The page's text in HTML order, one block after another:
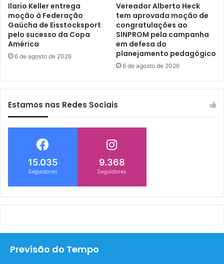
Ilario Keller entrega
moção à Federação
Gaúcha de Eisstocksport
pelo sucesso da Copa
América
6 de agosto de 2026
Vereador Alberto Heck
tem aprovada moção de
congratulações ao
SINPROM pela campanha
em defesa do
planejamento pedagógico
6 de agosto de 2026
Estamos nas Redes Sociais
15.035
Seguidores
9.368
Seguidores
Previsão do Tempo